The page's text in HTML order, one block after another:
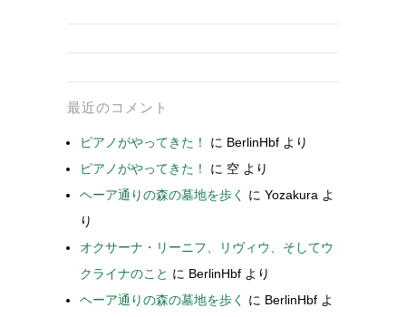
最近のコメント
ピアノがやってきた！ に BerlinHbf より
ピアノがやってきた！
に 空 より
ヘーア通りの森の墓地を歩く
に Yozakura よ
り
オクサーナ・リーニフ、リヴィウ、そしてウ
クライナのこと に BerlinHbf より
ヘーア通りの森の墓地を歩く
に BerlinHbf よ